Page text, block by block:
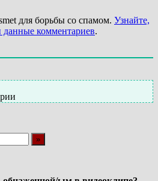
для борьбы со спамом. Узнайте,
данные комментариев.